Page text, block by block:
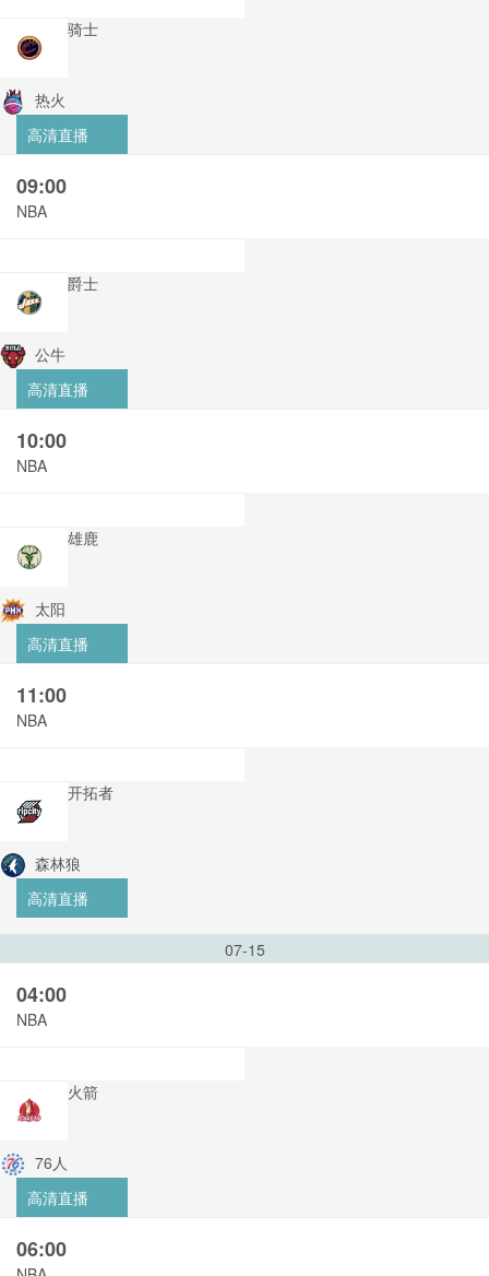
骑士
热火
高清直播
09:00
NBA
爵士
公牛
高清直播
10:00
NBA
雄鹿
太阳
高清直播
11:00
NBA
开拓者
森林狼
高清直播
07-15
04:00
NBA
火箭
76人
高清直播
06:00